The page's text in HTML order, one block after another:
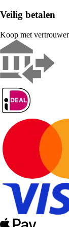
Veilig betalen
Koop met